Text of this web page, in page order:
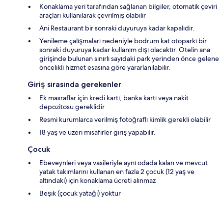
Konaklama yeri tarafından sağlanan bilgiler, otomatik çeviri
araçları kullanılarak çevrilmiş olabilir
Ani Restaurant bir sonraki duyuruya kadar kapalıdır.
Yenileme çalışmaları nedeniyle bodrum kat otoparkı bir
sonraki duyuruya kadar kullanım dışı olacaktır. Otelin ana
girişinde bulunan sınırlı sayıdaki park yerinden önce gelene
öncelikli hizmet esasına göre yararlanılabilir.
Giriş sırasında gerekenler
Ek masraflar için kredi kartı, banka kartı veya nakit
depozitosu gereklidir
Resmi kurumlarca verilmiş fotoğraflı kimlik gerekli olabilir
18 yaş ve üzeri misafirler giriş yapabilir.
Çocuk
Ebeveynleri veya vasileriyle aynı odada kalan ve mevcut
yatak takımlarını kullanan en fazla 2 çocuk (12 yaş ve
altındaki) için konaklama ücreti alınmaz
Beşik (çocuk yatağı) yoktur